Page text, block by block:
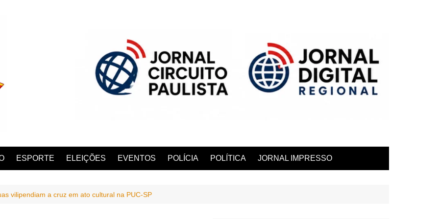
ESPORTE ELEIÇÕES EVENTOS POLÍCIA POLÍTICA JORNAL IMPRESSO
vilipendiam a cruz em ato cultural na PUC-SP